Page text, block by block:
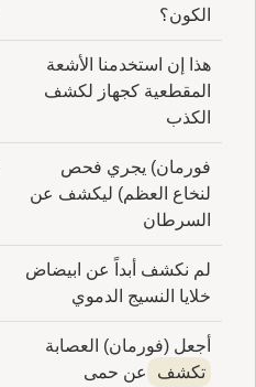
الكون؟
هذا إن استخدمنا الأشعة
المقطعية كجهاز لكشف
الكذب
فورمان) يجري فحص
لنخاع العظم) ليكشف عن
السرطان
لم نكشف أبداً عن ابيضاض
خلايا النسيج الدموي
أجعل (فورمان) العصابة
تكشف
عن حمى